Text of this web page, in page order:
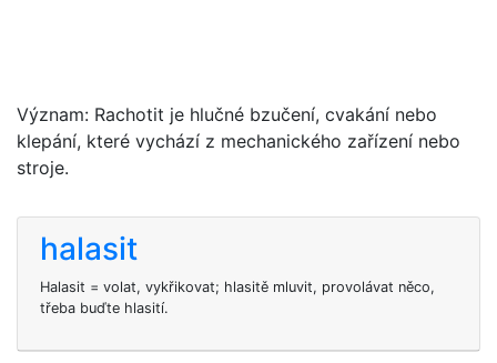
Význam: Rachotit je hlučné bzučení, cvakání nebo
klepání, které vychází z mechanického zařízení nebo
stroje.
halasit
Halasit = volat, vykřikovat; hlasitě mluvit, provolávat něco,
třeba buďte hlasití.